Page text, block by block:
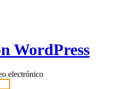
WordPress
electrónico